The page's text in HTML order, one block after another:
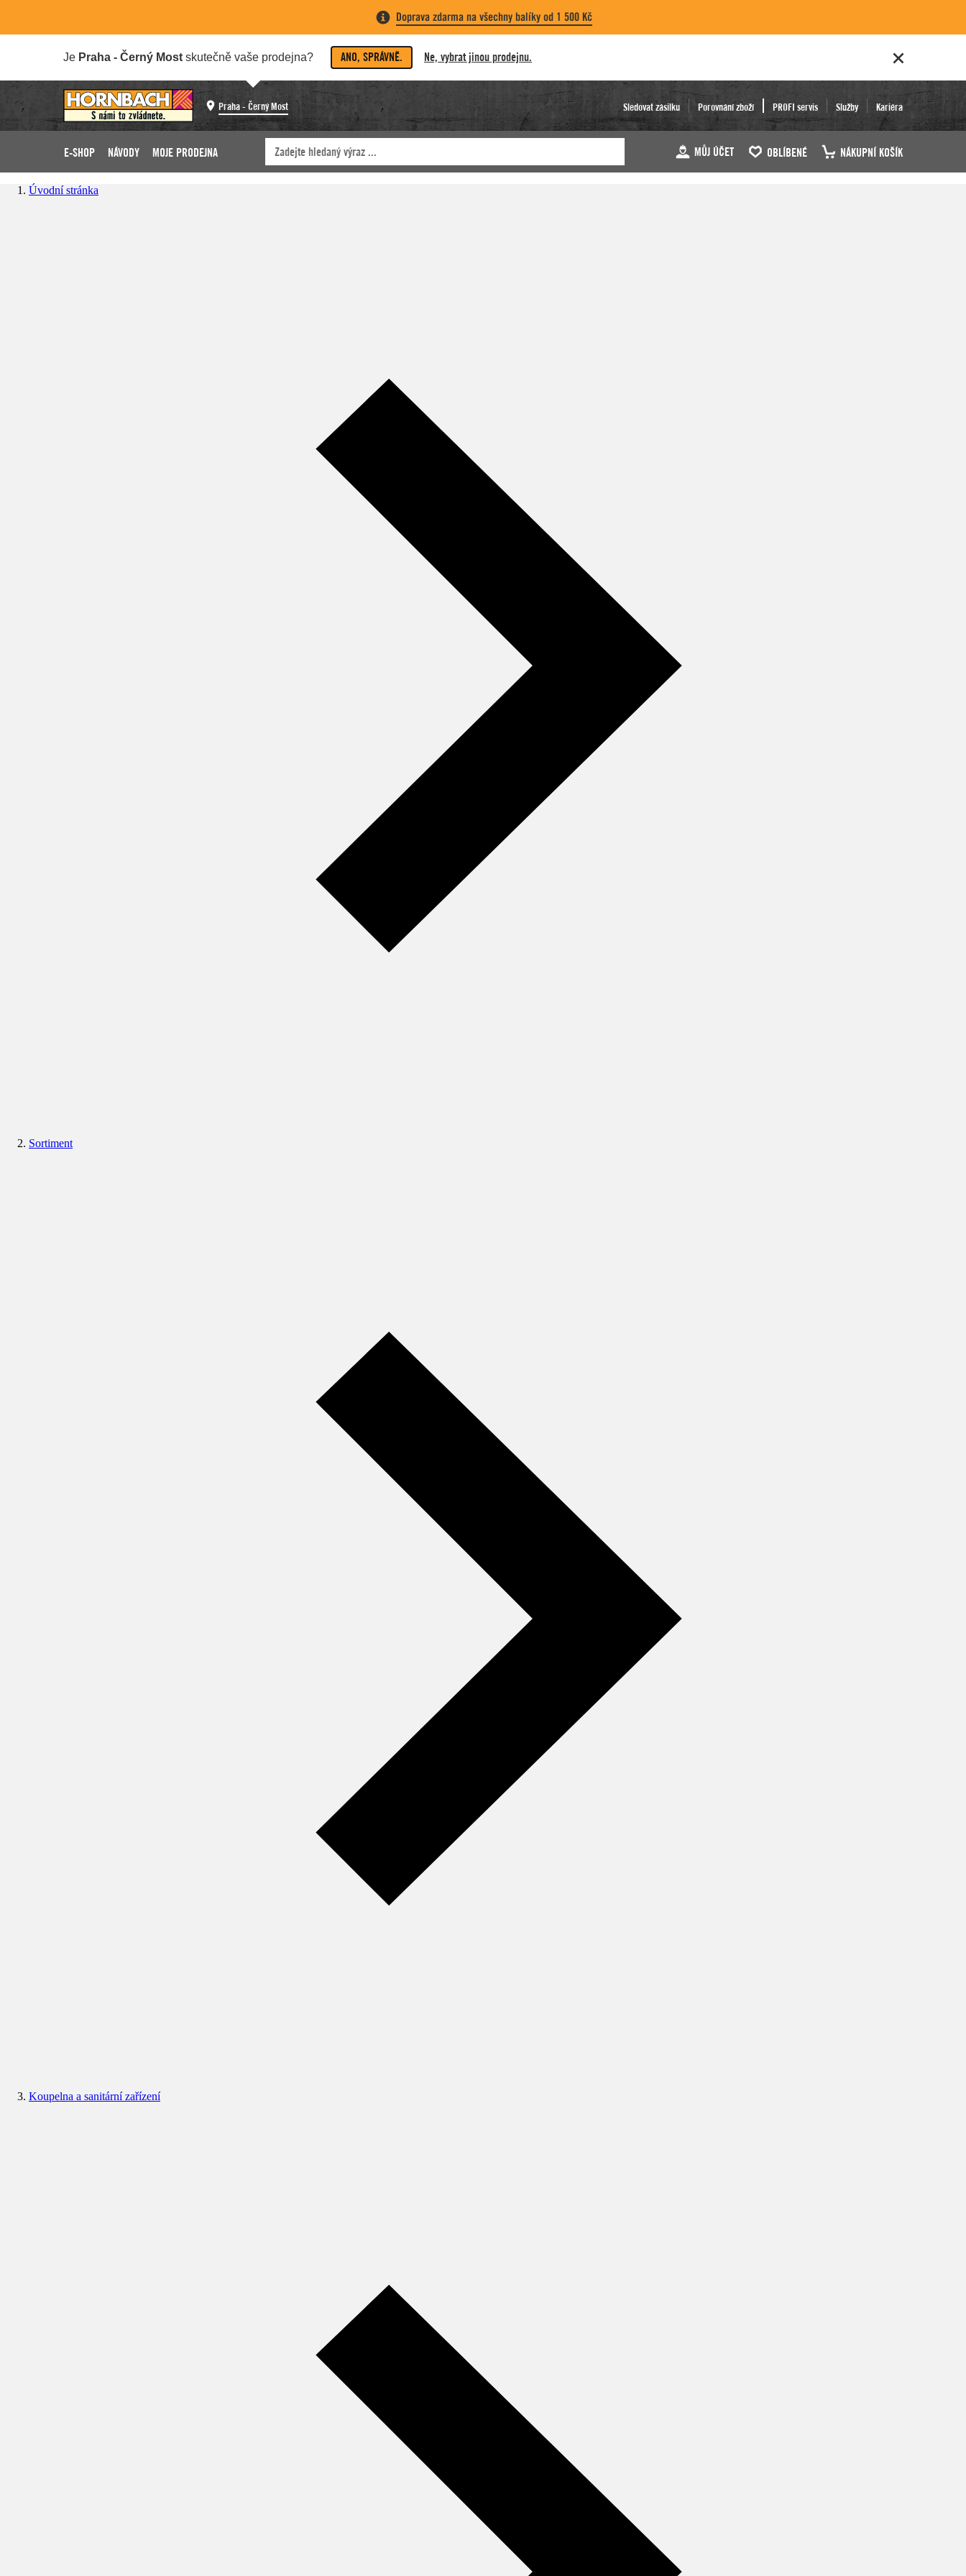
Doprava zdarma na všechny balíky od 1 500 Kč
Je Praha - Černý Most skutečně vaše prodejna? ANO, SPRÁVNĚ. Ne, vybrat jinou prodejnu.
Praha - Černý Most Sledovat zásilku Porovnání zboží PROFI servis Služby Kariéra
E-SHOP NÁVODY MOJE PRODEJNA MŮJ ÚČET OBLÍBENÉ NÁKUPNÍ KOŠÍK
Úvodní stránka
Sortiment
Koupelna a sanitární zařízení